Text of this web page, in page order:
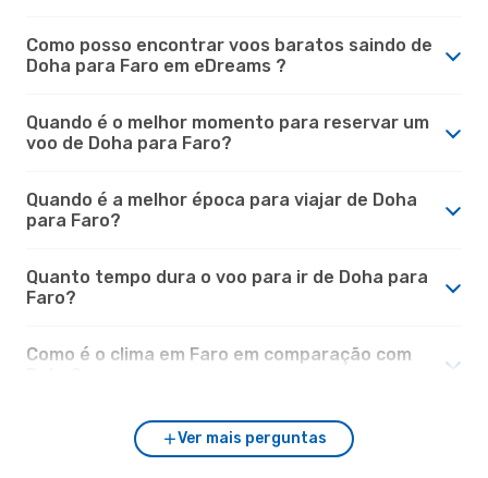
Como posso encontrar voos baratos saindo de
Doha para Faro em eDreams ?
Quando é o melhor momento para reservar um
voo de Doha para Faro?
Quando é a melhor época para viajar de Doha
para Faro?
Quanto tempo dura o voo para ir de Doha para
Faro?
Como é o clima em Faro em comparação com
Ver mais perguntas